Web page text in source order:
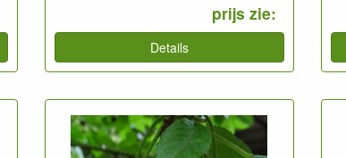
prijs zie:
Details